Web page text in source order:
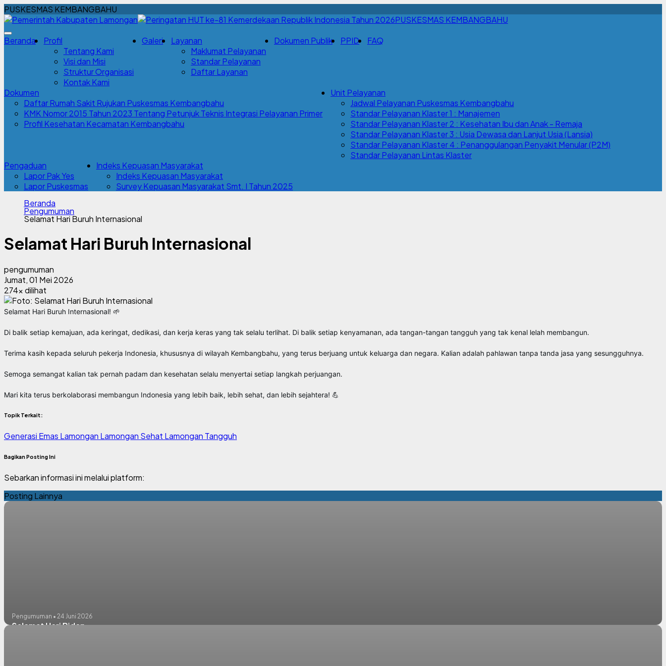
PUSKESMAS KEMBANGBAHU
PUSKESMAS KEMBANGBAHU
Beranda
Profil
Tentang Kami
Visi dan Misi
Struktur Organisasi
Kontak Kami
Galeri
Layanan
Maklumat Pelayanan
Standar Pelayanan
Daftar Layanan
Dokumen Publik PPID FAQ
Dokumen
Daftar Rumah Sakit Rujukan Puskesmas Kembangbahu
KMK Nomor 2015 Tahun 2023 Tentang Petunjuk Teknis Integrasi Pelayanan Primer
Profil Kesehatan Kecamatan Kembangbahu
Unit Pelayanan
Jadwal Pelayanan Puskesmas Kembangbahu
Standar Pelayanan Klaster 1 : Manajemen
Standar Pelayanan Klaster 2 : Kesehatan Ibu dan Anak - Remaja
Standar Pelayanan Klaster 3 : Usia Dewasa dan Lanjut Usia (Lansia)
Standar Pelayanan Klaster 4 : Penanggulangan Penyakit Menular (P2M)
Standar Pelayanan Lintas Klaster
Pengaduan
Lapor Pak Yes
Lapor Puskesmas
Indeks Kepuasan Masyarakat
Indeks Kepuasan Masyarakat
Survey Kepuasan Masyarakat Smt. I Tahun 2025
Beranda
Pengumuman
Selamat Hari Buruh Internasional
Selamat Hari Buruh Internasional
pengumuman
Jumat, 01 Mei 2026
274x dilihat
Selamat Hari Buruh Internasional! 🌱
Di balik setiap kemajuan, ada keringat, dedikasi, dan kerja keras yang tak selalu terlihat. Di balik setiap kenyamanan, ada tangan-tangan tangguh yang tak kenal lelah membangun.
Terima kasih kepada seluruh pekerja Indonesia, khususnya di wilayah Kembangbahu, yang terus berjuang untuk keluarga dan negara. Kalian adalah pahlawan tanpa tanda jasa yang sesungguhnya.
Semoga semangat kalian tak pernah padam dan kesehatan selalu menyertai setiap langkah perjuangan.
Mari kita terus berkolaborasi membangun Indonesia yang lebih baik, lebih sehat, dan lebih sejahtera! 💪
Topik Terkait:
Generasi Emas Lamongan Lamongan Sehat Lamongan Tangguh
Bagikan Posting Ini
Sebarkan informasi ini melalui platform:
Posting Lainnya
Pengumuman • 24 Juni 2026
Selamat Hari Bidan